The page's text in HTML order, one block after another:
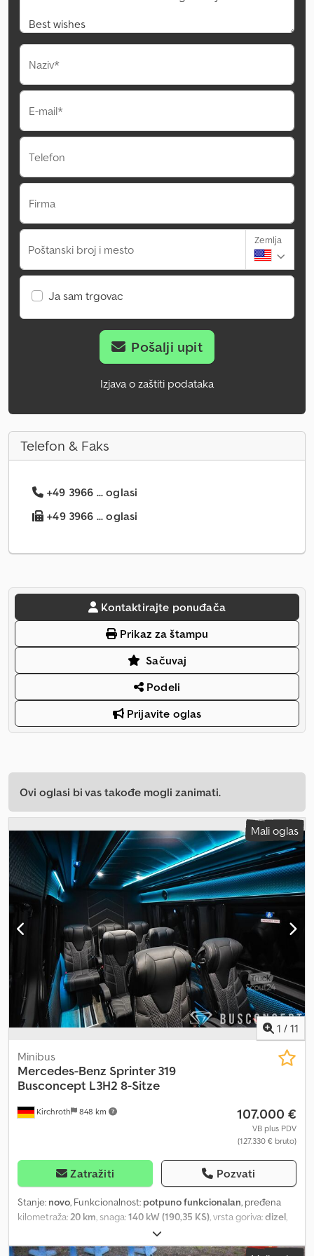
Naziv*
E-mail*
Telefon
Firma
Poštanski broj i mesto
Zemlja
Ja sam trgovac
Pošalji upit
Izjava o zaštiti podataka
Telefon & Faks
+49 3966 ... oglasi
+49 3966 ... oglasi
Kontaktirajte ponuđača
Prikaz za štampu
Sačuvaj
Podeli
Prijavite oglas
Ovi oglasi bi vas takođe mogli zanimati.
Mali oglas
1 / 11
Kirchroth 848 km
Minibus
Mercedes-Benz Sprinter 319
Busconcept L3H2 8-Sitze
107.000 €
VB plus PDV
(127.330 € bruto)
Zatražiti Pozvati
Stanje: novo, Funkcionalnost: potpuno funkcionalan, pređena
kilometraža: 20 km , snaga:140 kW (190,35 KS) , vrsta goriva:dizel
, međuosovinsko rastojanje:
ukupna težina:3.500 kg, kapacitet rezervoara za gorivo:93 l,